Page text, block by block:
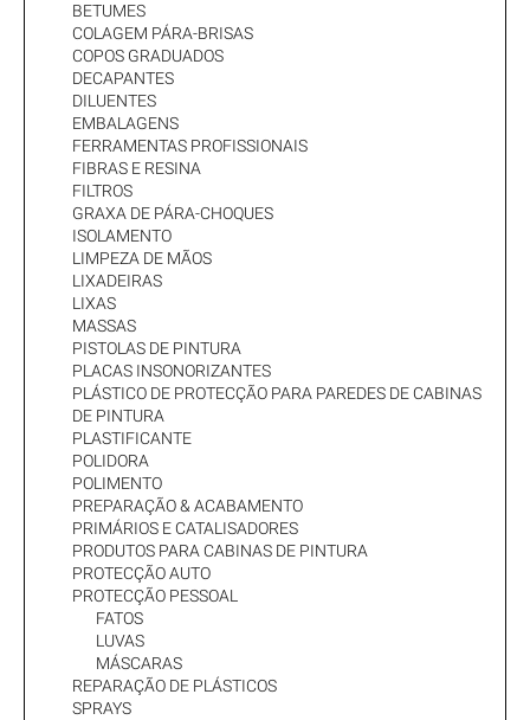
BETUMES
COLAGEM PÁRA-BRISAS
COPOS GRADUADOS
DECAPANTES
DILUENTES
EMBALAGENS
FERRAMENTAS PROFISSIONAIS
FIBRAS E RESINA
FILTROS
GRAXA DE PÁRA-CHOQUES
ISOLAMENTO
LIMPEZA DE MÃOS
LIXADEIRAS
LIXAS
MASSAS
PISTOLAS DE PINTURA
PLACAS INSONORIZANTES
PLÁSTICO DE PROTECÇÃO PARA PAREDES DE CABINAS
DE PINTURA
PLASTIFICANTE
POLIDORA
POLIMENTO
PREPARAÇÃO & ACABAMENTO
PRIMÁRIOS E CATALISADORES
PRODUTOS PARA CABINAS DE PINTURA
PROTECÇÃO AUTO
PROTECÇÃO PESSOAL
FATOS
LUVAS
MÁSCARAS
REPARAÇÃO DE PLÁSTICOS
SPRAYS